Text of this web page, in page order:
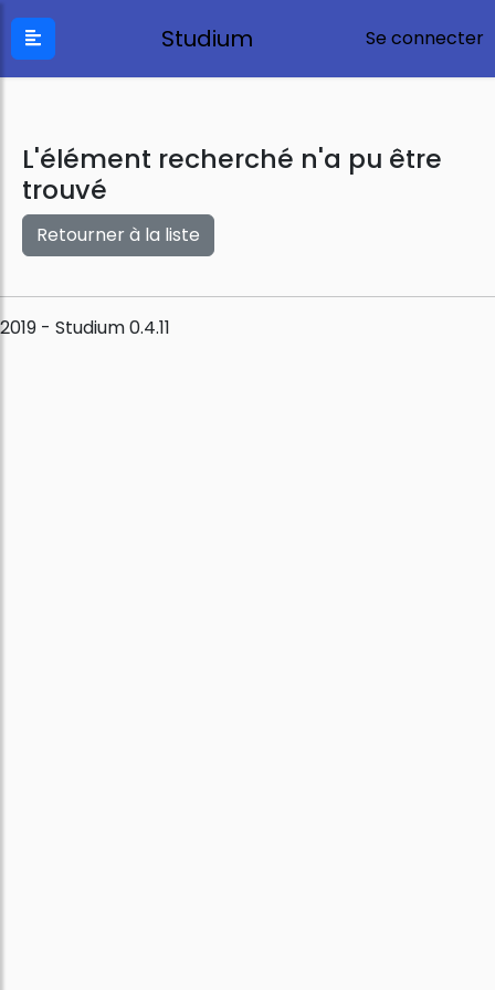
Studium Se connecter
L'élément recherché n'a pu être
trouvé
Retourner à la liste
2019 - Studium 0.4.11